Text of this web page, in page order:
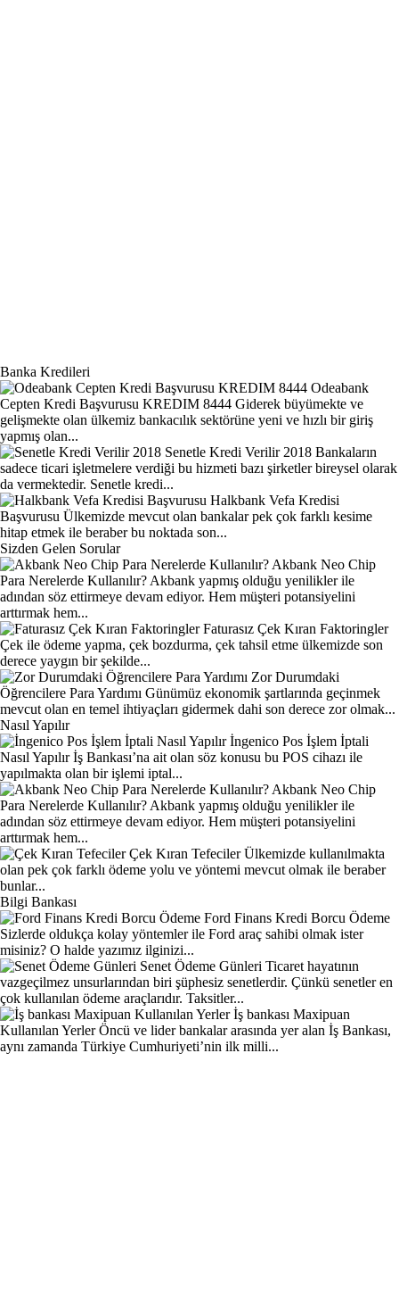
Banka Kredileri
Odeabank
Cepten Kredi Başvurusu KREDIM 8444 Giderek büyümekte ve
gelişmekte olan ülkemiz bankacılık sektörüne yeni ve hızlı bir giriş
yapmış olan...
Senetle Kredi Verilir 2018 Bankaların
sadece ticari işletmelere verdiği bu hizmeti bazı şirketler bireysel olarak
da vermektedir. Senetle kredi...
Halkbank Vefa Kredisi
Başvurusu Ülkemizde mevcut olan bankalar pek çok farklı kesime
hitap etmek ile beraber bu noktada son...
Sizden Gelen Sorular
Akbank Neo Chip
Para Nerelerde Kullanılır? Akbank yapmış olduğu yenilikler ile
adından söz ettirmeye devam ediyor. Hem müşteri potansiyelini
arttırmak hem...
Faturasız Çek Kıran Faktoringler
Çek ile ödeme yapma, çek bozdurma, çek tahsil etme ülkemizde son
derece yaygın bir şekilde...
Zor Durumdaki
Öğrencilere Para Yardımı Günümüz ekonomik şartlarında geçinmek
mevcut olan en temel ihtiyaçları gidermek dahi son derece zor olmak...
Nasıl Yapılır
İngenico Pos İşlem İptali
Nasıl Yapılır İş Bankası’na ait olan söz konusu bu POS cihazı ile
yapılmakta olan bir işlemi iptal...
Akbank Neo Chip
Para Nerelerde Kullanılır? Akbank yapmış olduğu yenilikler ile
adından söz ettirmeye devam ediyor. Hem müşteri potansiyelini
arttırmak hem...
Çek Kıran Tefeciler Ülkemizde kullanılmakta
olan pek çok farklı ödeme yolu ve yöntemi mevcut olmak ile beraber
bunlar...
Bilgi Bankası
Ford Finans Kredi Borcu Ödeme
Sizlerde oldukça kolay yöntemler ile Ford araç sahibi olmak ister
misiniz? O halde yazımız ilginizi...
Senet Ödeme Günleri Ticaret hayatının
vazgeçilmez unsurlarından biri şüphesiz senetlerdir. Çünkü senetler en
çok kullanılan ödeme araçlarıdır. Taksitler...
İş bankası Maxipuan
Kullanılan Yerler Öncü ve lider bankalar arasında yer alan İş Bankası,
aynı zamanda Türkiye Cumhuriyeti’nin ilk milli...